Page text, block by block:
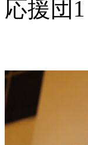
応援団